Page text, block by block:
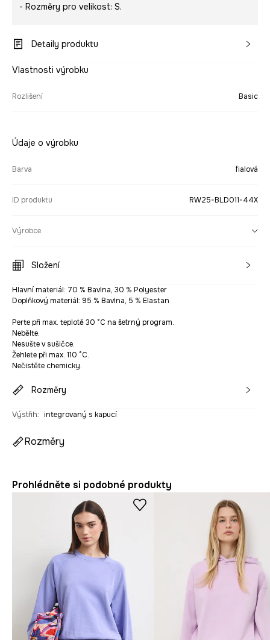
- Rozměry pro velikost: S.
Detaily produktu
Vlastnosti výrobku
Rozlišení Basic
Údaje o výrobku
Barva fialová
ID produktu RW25-BLD011-44X
Výrobce
Složení
Hlavní materiál: 70 % Bavlna, 30 % Polyester
Doplňkový materiál: 95 % Bavlna, 5 % Elastan
Perte při max. teplotě 30 °C na šetrný program.
Nebělte.
Nesušte v sušičce.
Žehlete při max. 110 °C.
Nečistěte chemicky.
Rozměry
Výstřih: integrovaný s kapucí
Rozměry
Prohlédněte si podobné produkty